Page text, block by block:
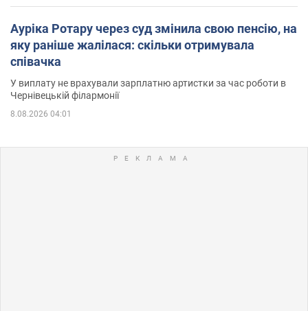
Ауріка Ротару через суд змінила свою пенсію, на
яку раніше жалілася: скільки отримувала
співачка
У виплату не врахували зарплатню артистки за час роботи в
Чернівецькій філармонії
8.08.2026 04:01